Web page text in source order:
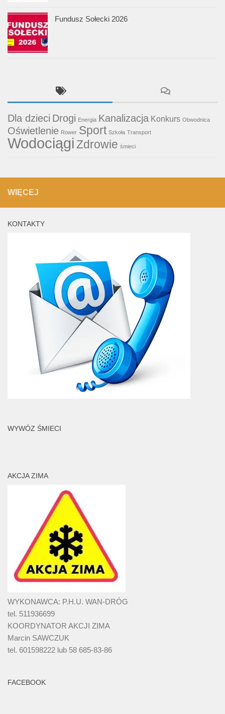
Fundusz Sołecki 2026
Dla dzieci Drogi Energia Kanalizacja Konkurs Obwodnica
Oświetlenie Rower Sport Szkoła Transport
WodociągiZdrowie śmieci
WIĘCEJ
KONTAKTY
WYWÓZ ŚMIECI
AKCJA ZIMA
WYKONAWCA: P.H.U. WAN-DRÓG
tel. 511936699
KOORDYNATOR AKCJI ZIMA
Marcin SAWCZUK
tel. 601598222 lub 58 685-83-86
FACEBOOK